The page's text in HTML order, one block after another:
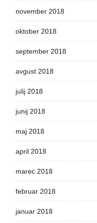
november 2018
oktober 2018
september 2018
avgust 2018
julij 2018
junij 2018
maj 2018
april 2018
marec 2018
februar 2018
januar 2018